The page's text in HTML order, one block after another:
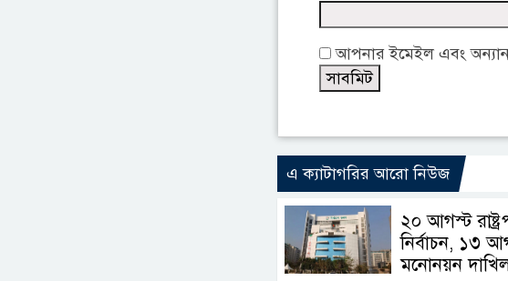
আপনার ইমেইল এবং
এ ক্যাটাগরির আরো নিউজ
২০ আগস্ট
নির্বাচন, ১৩
মনোনয়ন